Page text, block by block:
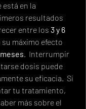
está en la
resultados
entre los 3 y 6
su máximo efecto
.  Interrumpir
dosis puede
su eficacia.  Si
tu tratamiento,
más sobre el